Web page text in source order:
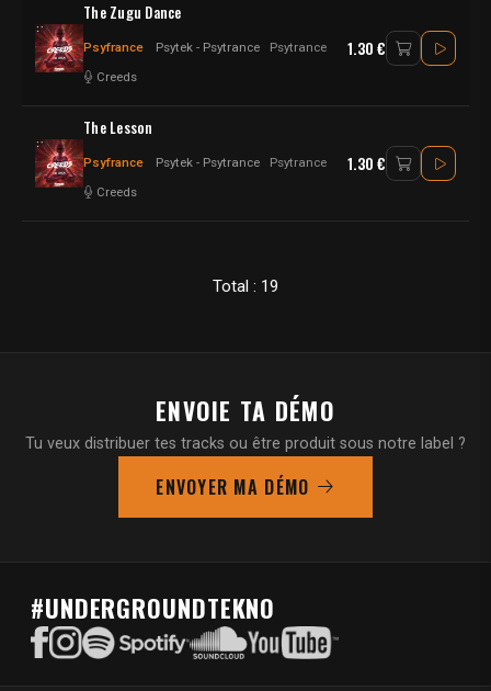
The Zugu Dance
Psyfrance Psytek - Psytrance Psytrance
Creeds
1.30 €
The Lesson
Psyfrance Psytek - Psytrance Psytrance
Creeds
1.30 €
Total : 19
ENVOIE TA DÉMO
Tu veux distribuer tes tracks ou être produit sous notre label ?
ENVOYER MA DÉMO
#UNDERGROUNDTEKNO